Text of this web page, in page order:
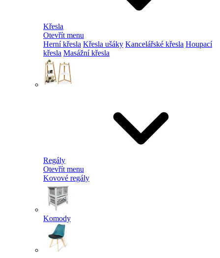
Křesla
Otevřít menu
Herní křesla Křesla ušáky Kancelářské křesla Houpací
křesla Masážní křesla
Regály
Otevřít menu
Kovové regály
Komody